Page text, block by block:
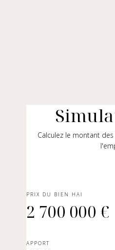
Calculez le montant
PRIX DU BIEN HAI
2 700 000 €
APPORT